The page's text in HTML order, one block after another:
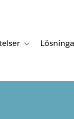
for Produkter
Toggle sub-